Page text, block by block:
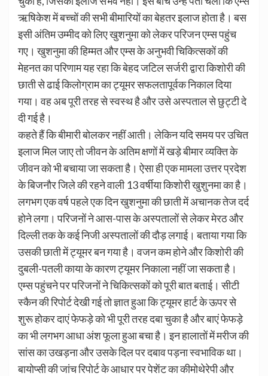
ऋषिकेश में बच्चों की सभी बीमारियों का बेहतर इलाज होता है। बस
इसी अंतिम उम्मीद को लिए खुशनुमा को लेकर परिजन एम्स पहुंच
गए। खुशनुमा की हिम्मत और एम्स के अनुभवी चिकित्सकों की
मेहनत का परिणाम यह रहा कि बेहद जटिल सर्जरी द्वारा किशोरी की
छाती से ढाई किलोग्राम का ट्यूमर सफलतापूर्वक निकाल दिया
गया। वह अब पूरी तरह से स्वस्थ है और उसे अस्पताल से छुट्टी दे
दी गई है।
कहते हैं कि बीमारी बोलकर नहीं आती। लेकिन यदि समय पर उचित
इलाज मिल जाए तो जीवन के अतिम क्षणों में खड़े बीमार व्यक्ति के
जीवन को भी बचाया जा सकता है। ऐसा ही एक मामला उत्तर प्रदेश
के बिजनौर जिले की रहने वाली 13 वर्षीया किशोरी खुशुनमा का है।
लगभग एक वर्ष पहले एक दिन खुशनुमा की छाती में अचानक तेज दर्द
होने लगा। परिजनों ने आस-पास के अस्पतालों से लेकर मेरठ और
दिल्ली तक के कई निजी अस्पतालों की दौड़ लगाई। बताया गया कि
उसकी छाती में ट्यूमर बन गया है। वजन कम होने और किशोरी की
दुबली-पतली काया के कारण ट्यूमर निकाला नहीं जा सकता है।
एम्स पहुंचने पर परिजनों ने चिकित्सकों को पूरी बात बताई। सीटी
स्कैन की रिपोर्ट देखी गई तो ज्ञात हुआ कि ट्यूमर हार्ट के ऊपर से
शुरू होकर दाएं फेफड़े को भी पूरी तरह दबा चुका है और बाएं फेफड़े
का भी लगभग आधा अंश फूला हुआ बचा है। इन हालातों में मरीज की
सांस का उखड़ना और उसके दिल पर दबाव पड़ना स्वभाविक था।
बायोप्सी की जांच रिपोर्ट के आधार पर पेशेंट का कीमोथेरेपी और